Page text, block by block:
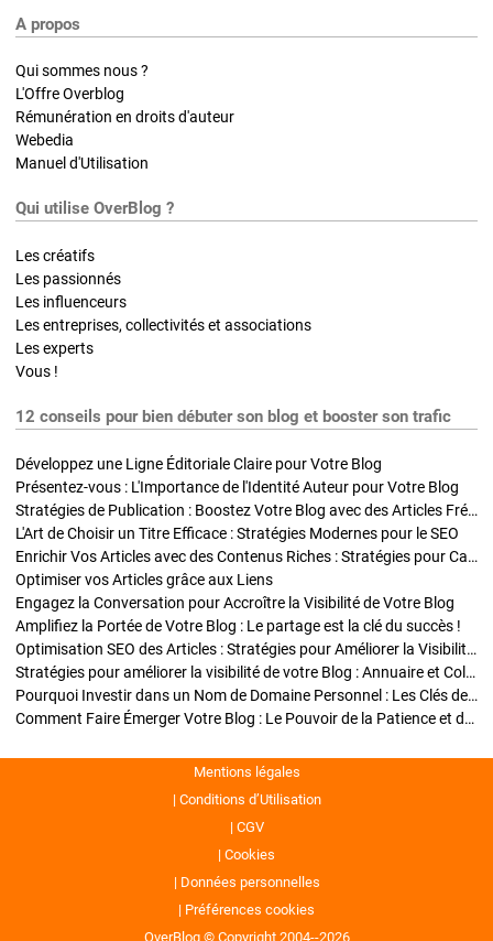
A propos
Qui sommes nous ?
L'Offre Overblog
Rémunération en droits d'auteur
Webedia
Manuel d'Utilisation
Qui utilise OverBlog ?
Les créatifs
Les passionnés
Les influenceurs
Les entreprises, collectivités et associations
Les experts
Vous !
12 conseils pour bien débuter son blog et booster son trafic
Développez une Ligne Éditoriale Claire pour Votre Blog
Présentez-vous : L'Importance de l'Identité Auteur pour Votre Blog
Stratégies de Publication : Boostez Votre Blog avec des Articles Fréquents et Exclusifs
L'Art de Choisir un Titre Efficace : Stratégies Modernes pour le SEO
Enrichir Vos Articles avec des Contenus Riches : Stratégies pour Captiver et Optimiser
Optimiser vos Articles grâce aux Liens
Engagez la Conversation pour Accroître la Visibilité de Votre Blog
Amplifiez la Portée de Votre Blog : Le partage est la clé du succès !
Optimisation SEO des Articles : Stratégies pour Améliorer la Visibilité de Votre Blog
Stratégies pour améliorer la visibilité de votre Blog : Annuaire et Collaborations
Pourquoi Investir dans un Nom de Domaine Personnel : Les Clés de la Réussite de Votre Blog
Comment Faire Émerger Votre Blog : Le Pouvoir de la Patience et de la Persévérance
Mentions légales
Conditions d’Utilisation
CGV
Cookies
Données personnelles
Préférences cookies
OverBlog © Copyright 2004--2026